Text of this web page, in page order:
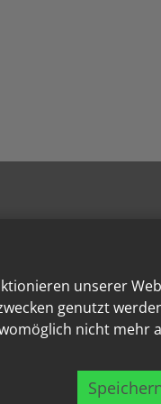
unserer
genutzt
nicht mehr